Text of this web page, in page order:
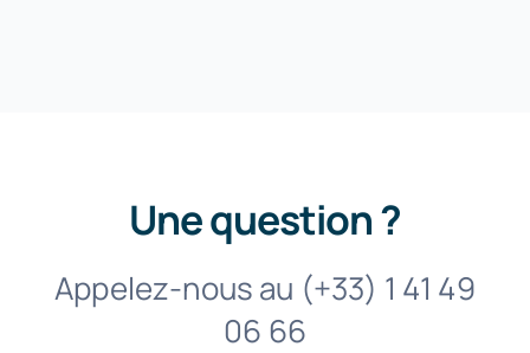
Une question ?
Appelez-nous au (+33) 1 41 49
06 66